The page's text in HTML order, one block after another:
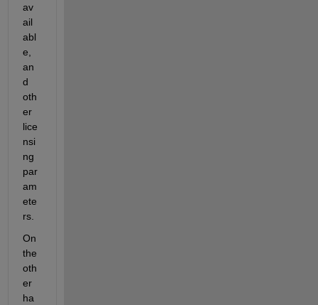
av
ail
abl
e,
an
d
oth
er
lice
nsi
ng
par
am
ete
rs.
On
the
oth
er
ha